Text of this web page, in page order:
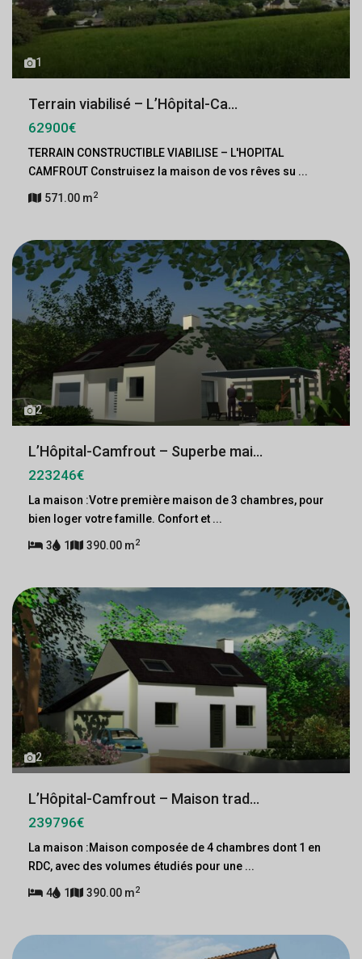
1
Terrain viabilisé – L’Hôpital-Ca...
62900€
TERRAIN CONSTRUCTIBLE VIABILISE – L'HOPITAL
CAMFROUT Construisez la maison de vos rêves su ...
571.00 m2
2
L’Hôpital-Camfrout – Superbe mai...
223246€
La maison :Votre première maison de 3 chambres, pour
bien loger votre famille. Confort et ...
3 1 390.00 m2
2
L’Hôpital-Camfrout – Maison trad...
239796€
La maison :Maison composée de 4 chambres dont 1 en
RDC, avec des volumes étudiés pour une ...
4 1 390.00 m2